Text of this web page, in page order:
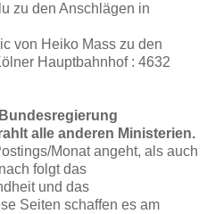
zu den Anschlägen in
von Heiko Mass zu den
Hauptbahnhof : 4632
alle anderen Ministerien.
Monat angeht, als auch
folgt das
und das
Seiten schaffen es am